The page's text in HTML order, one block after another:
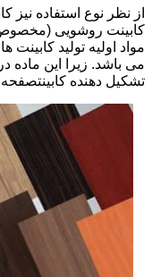
از نظر نوع استفاده نیز
کابینت روشویی
مواد اولیه تولید
می باشد. زیرا این
تشکیل دهنده کابینتصفحه